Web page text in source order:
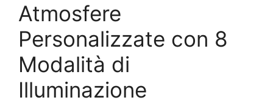
Atmosfere
Personalizzate con 8
Modalità di
Illuminazione